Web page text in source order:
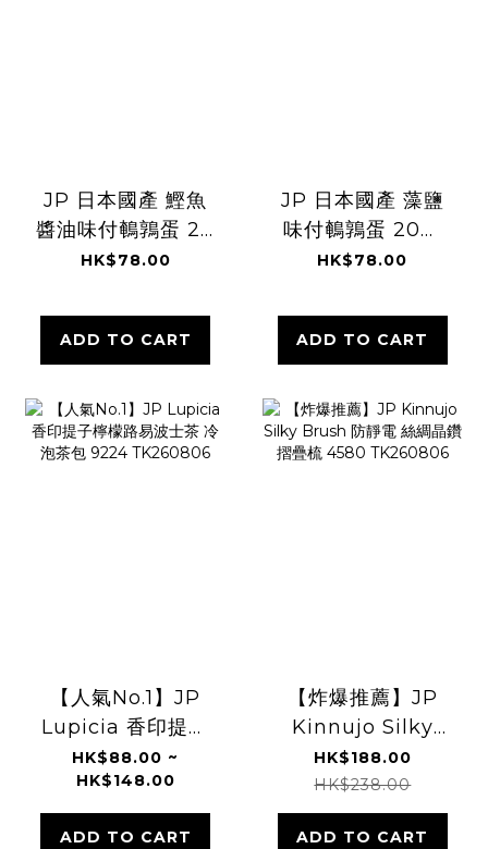
JP 日本國產 鰹魚
醬油味付鵪鶉蛋 20
粒 6869
HK$78.00
ADD TO CART
JP 日本國產 藻鹽
味付鵪鶉蛋 20粒
7842 TK260806
HK$78.00
ADD TO CART
【人氣No.1】JP
Lupicia 香印提子
檸檬路易波士茶 冷
泡茶包 9224
TK260806
HK$88.00 ~
HK$148.00
ADD TO CART
【炸爆推薦】JP
Kinnujo Silky
Brush 防靜電 絲綢
晶鑽摺疊梳 4580
TK260806
HK$188.00
HK$238.00
ADD TO CART